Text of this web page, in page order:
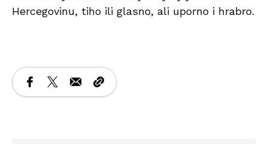
Hercegovinu, tiho ili glasno, ali uporno i hrabro.